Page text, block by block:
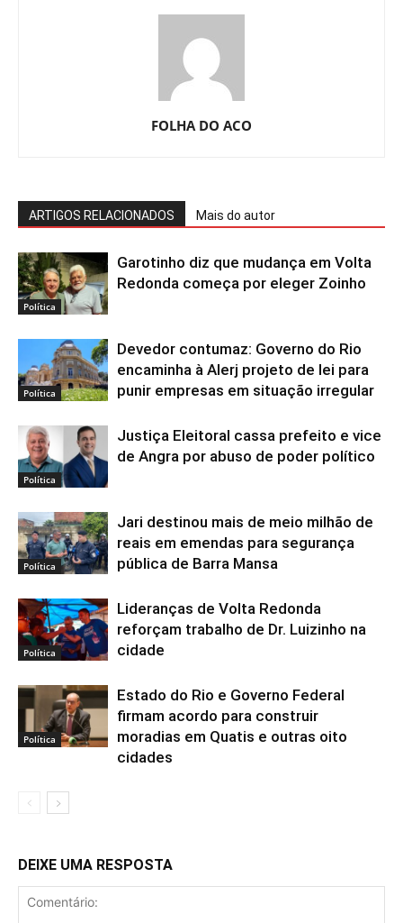
FOLHA DO ACO
ARTIGOS RELACIONADOS Mais do autor
Política
Garotinho diz que mudança em Volta
Redonda começa por eleger Zoinho
Política
Devedor contumaz: Governo do Rio
encaminha à Alerj projeto de lei para
punir empresas em situação irregular
Política
Justiça Eleitoral cassa prefeito e vice
de Angra por abuso de poder político
Política
Jari destinou mais de meio milhão de
reais em emendas para segurança
pública de Barra Mansa
Política
Lideranças de Volta Redonda
reforçam trabalho de Dr. Luizinho na
cidade
Política
Estado do Rio e Governo Federal
firmam acordo para construir
moradias em Quatis e outras oito
cidades
DEIXE UMA RESPOSTA